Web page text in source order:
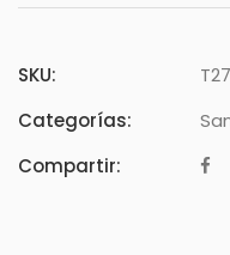
SKU:
Categorías:
Compartir: